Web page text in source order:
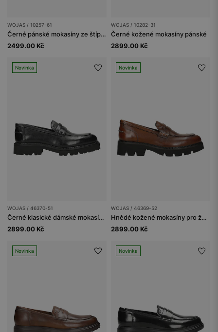
WOJAS / 10257-61
Černé pánské mokasíny ze štípenky
2499.00 Kč
WOJAS / 10282-31
Černé kožené mokasíny pánské
2899.00 Kč
Novinka
WOJAS / 46370-51
Černé klasické dámské mokasíny z lícové kůže
2899.00 Kč
Novinka
WOJAS / 46369-52
Hnědé kožené mokasíny pro ženy s ozdobnými cvoky
2899.00 Kč
Novinka Novinka